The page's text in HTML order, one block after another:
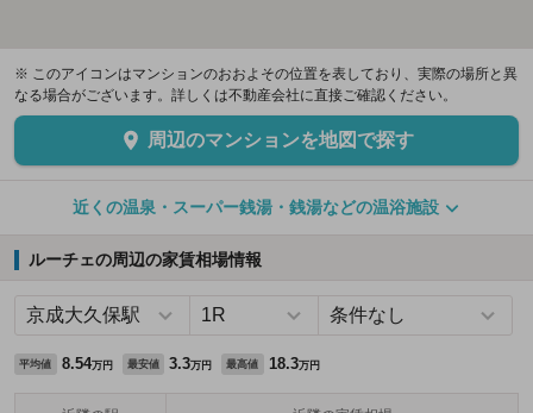
※ このアイコンはマンションのおおよその位置を表しており、実際の場所と異
なる場合がございます。詳しくは不動産会社に直接ご確認ください。
周辺のマンションを地図で探す
近くの温泉・スーパー銭湯・銭湯などの温浴施設
ルーチェの周辺の家賃相場情報
平均値 8.54万円 最安値 3.3万円 最高値 18.3万円